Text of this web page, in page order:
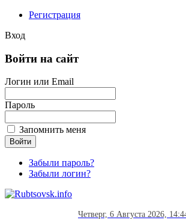
Регистрация
Вход
Войти на сайт
Логин или Email
Пароль
Запомнить меня
Забыли пароль?
Забыли логин?
Четверг, 6 Августа 2026,